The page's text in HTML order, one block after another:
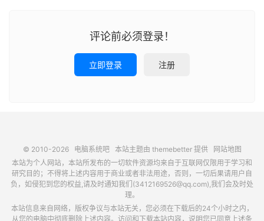
评论前必须登录！
立即登录 注册
© 2010-2026 电脑系统吧本站主题由 themebetter提供
网站地图
本站为个人网站，本站所发布的一切软件资源均来自于互联网仅限用于学习和
研究目的；不得将上述内容用于商业或者非法用途，否则，一切后果请用户自
负，如侵犯到您的权益,请及时通知我们(3412169526@qq.com),我们会及时处
理。
本站信息来自网络，版权争议与本站无关，您必须在下载后的24个小时之内，
从您的电脑中彻底删除上述内容。访问和下载本站内容，说明您已同意上述条